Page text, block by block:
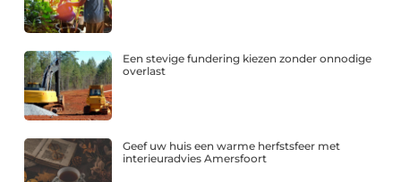
Een stevige fundering kiezen zonder onnodige
overlast
Geef uw huis een warme herfstsfeer met
interieuradvies Amersfoort